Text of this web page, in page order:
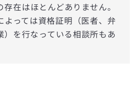
在はほとんどありません。
よっては資格証明（医者、弁
）を行なっている相談所もあ